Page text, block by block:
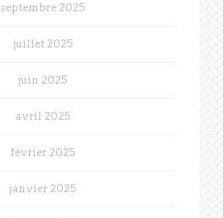
septembre 2025
juillet 2025
juin 2025
avril 2025
février 2025
janvier 2025